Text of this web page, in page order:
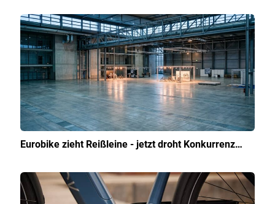
Eurobike zieht Reißleine - jetzt droht Konkurrenz…